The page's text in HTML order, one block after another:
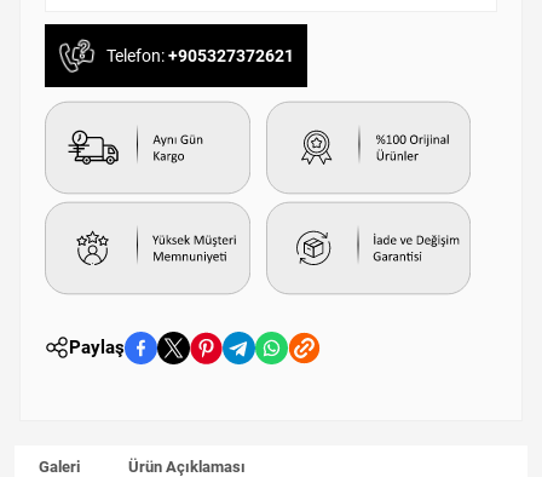
Telefon:+905327372621
Paylaş
Galeri Ürün Açıklaması